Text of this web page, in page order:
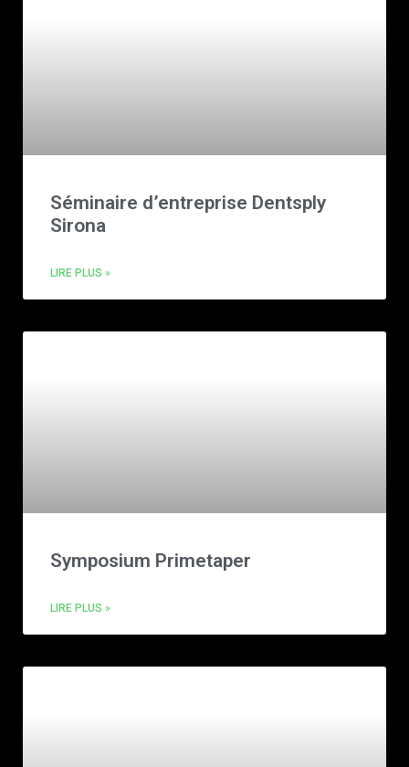
Séminaire d’entreprise Dentsply
Sirona
LIRE PLUS »
Symposium Primetaper
LIRE PLUS »